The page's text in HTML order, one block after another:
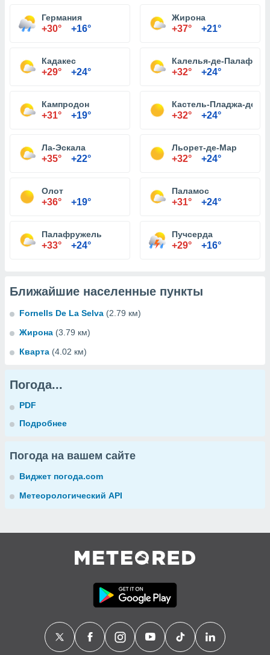
Германия
+30° +16°
Жирона
+37° +21°
Кадакес
+29° +24°
Калелья-де-
+32° +24°
Кампродон
+31° +19°
Кастель-Пладжа-де-
+32° +24°
Ла-Эскала
+35° +22°
Льорет-де-Мар
+32° +24°
Олот
+36° +19°
Паламос
+31° +24°
Палафружель
+33° +24°
Пучсерда
+29° +16°
Ближайшие населенные пункты
Fornells De La Selva (2.79 км)
Жирона (3.79 км)
Кварта (4.02 км)
Погода...
PDF
Подробнее
Погода на вашем сайте
Виджет погода.com
Метеорологический API